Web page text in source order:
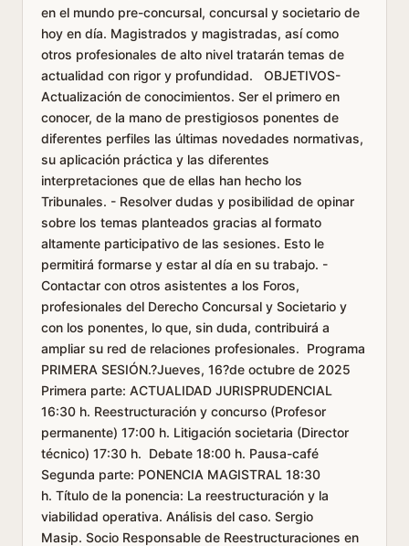
en el mundo pre-concursal, concursal y societario de
hoy en día. Magistrados y magistradas, así como
otros profesionales de alto nivel tratarán temas de
actualidad con rigor y profundidad. OBJETIVOS-
Actualización de conocimientos. Ser el primero en
conocer, de la mano de prestigiosos ponentes de
diferentes perfiles las últimas novedades normativas,
su aplicación práctica y las diferentes
interpretaciones que de ellas han hecho los
Tribunales. - Resolver dudas y posibilidad de opinar
sobre los temas planteados gracias al formato
altamente participativo de las sesiones. Esto le
permitirá formarse y estar al día en su trabajo. -
Contactar con otros asistentes a los Foros,
profesionales del Derecho Concursal y Societario y
con los ponentes, lo que, sin duda, contribuirá a
ampliar su red de relaciones profesionales. Programa
PRIMERA SESIÓN.?Jueves, 16?de octubre de 2025
Primera parte: ACTUALIDAD JURISPRUDENCIAL
16:30 h. Reestructuración y concurso (Profesor
permanente) 17:00 h. Litigación societaria (Director
técnico) 17:30 h. Debate 18:00 h. Pausa-café
Segunda parte: PONENCIA MAGISTRAL 18:30
h. Título de la ponencia: La reestructuración y la
viabilidad operativa. Análisis del caso. Sergio
Masip. Socio Responsable de Reestructuraciones en